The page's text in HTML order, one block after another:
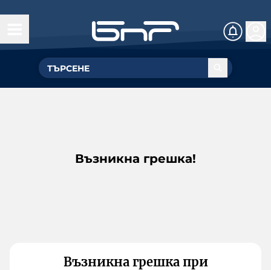
Възникна грешка!
Възникна грешка при